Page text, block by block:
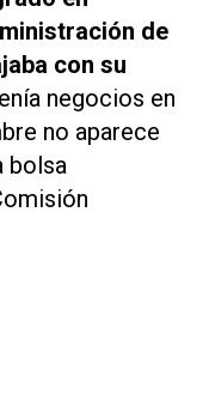
de
con su
negocios en
no aparece
bolsa